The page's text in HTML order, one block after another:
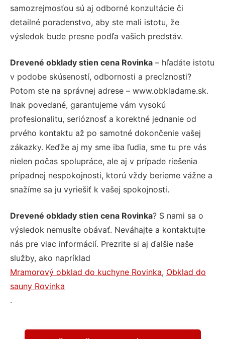
samozrejmosťou sú aj odborné konzultácie či
detailné poradenstvo, aby ste mali istotu, že
výsledok bude presne podľa vašich predstáv.
Drevené obklady stien cena Rovinka – hľadáte istotu
v podobe skúseností, odbornosti a precíznosti?
Potom ste na správnej adrese – www.obkladame.sk.
Inak povedané, garantujeme vám vysokú
profesionalitu, serióznosť a korektné jednanie od
prvého kontaktu až po samotné dokončenie vašej
zákazky. Keďže aj my sme iba ľudia, sme tu pre vás
nielen počas spolupráce, ale aj v prípade riešenia
prípadnej nespokojnosti, ktorú vždy berieme vážne a
snažíme sa ju vyriešiť k vašej spokojnosti.
Drevené obklady stien cena Rovinka? S nami sa o
výsledok nemusíte obávať. Neváhajte a kontaktujte
nás pre viac informácií. Prezrite si aj ďalšie naše
služby, ako napríklad
Mramorový obklad do kuchyne Rovinka, Obklad do
sauny Rovinka
.